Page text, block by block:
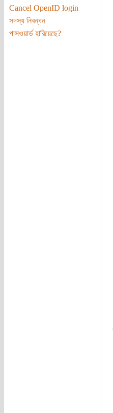
Cancel OpenID login
সদস্য নিবন্ধন
পাসওয়ার্ড হারিয়েছে?